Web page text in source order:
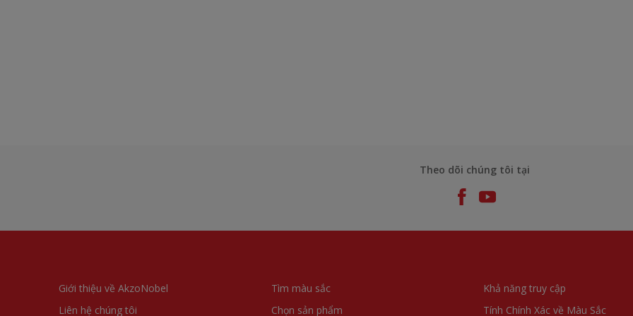
Theo dõi chúng tôi tại
Giới thiệu về AkzoNobel
Liên hệ chúng tôi
Tìm màu sắc
Chọn sản phẩm
Khả năng truy cập
Tính Chính Xác về Màu Sắc